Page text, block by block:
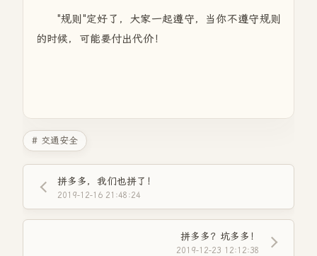
"规则"定好了，大家一起遵守，当你不遵守规则
的时候，可能要付出代价！
# 交通安全
拼多多，我们也拼了！
2019-12-16 21:48:24
拼多多？坑多多！
2019-12-23 12:12:38